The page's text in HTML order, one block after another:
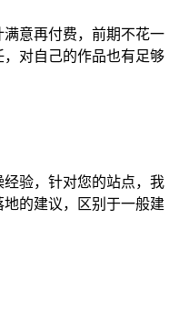
意再付费，前期不花一
对自己的作品也有足够
验，针对您的站点，我
的建议，区别于一般建